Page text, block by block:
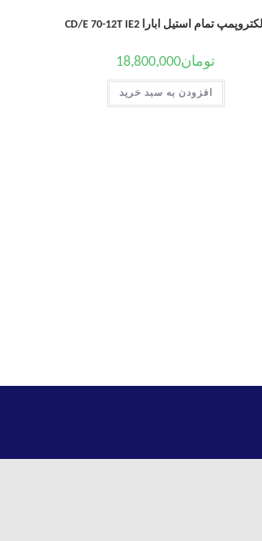
الکتروپمپ تمام استیل ابارا CD/E 70-12T IE2
تومان18,800,000
افزودن به سبد خرید